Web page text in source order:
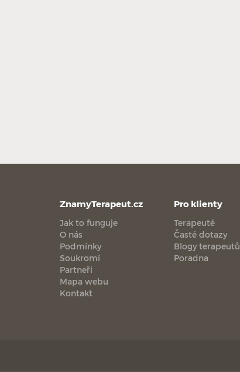
ZnamyTerapeut.cz
Jak to funguje
O nás
Podmínky
Soukromí
Partneři
Mapa webu
Kontakt
Pro klienty
Terapeuté
Časté dotazy
Blogy terapeutů
Poradna